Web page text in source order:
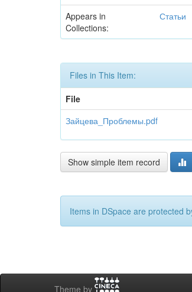
Appears in
Collections:
Статьи
Files in This Item:
File
Зайцева_Проблемы.pdf
Show simple item record
Items in DSpace are protected
Theme by